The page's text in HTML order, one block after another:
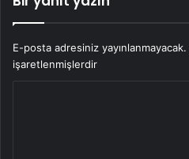
E-posta adresiniz yayınlanmayacak.
işaretlenmişlerdir